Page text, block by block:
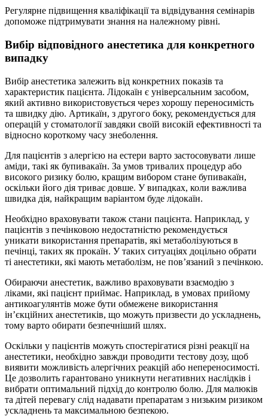
Регулярне підвищення кваліфікації та відвідування семінарів
допоможе підтримувати знання на належному рівні.
Вибір відповідного анестетика для конкретного
випадку
Вибір анестетика залежить від конкретних показів та
характеристик пацієнта. Лідокаїн є універсальним засобом,
який активно використовується через хорошу переносимість
та швидку дію. Артикаїн, з другого боку, рекомендується для
операцій у стоматології завдяки своїй високій ефективності та
відносно короткому часу знеболення.
Для пацієнтів з алергією на естери варто застосовувати лише
аміди, такі як бупивакаїн. За умов тривалих процедур або
високого ризику болю, кращим вибором стане бупивакаїн,
оскільки його дія триває довше. У випадках, коли важлива
швидка дія, найкращим варіантом буде лідокаїн.
Необхідно враховувати також стани пацієнта. Наприклад, у
пацієнтів з печінковою недостатністю рекомендується
уникати використання препаратів, які метаболізуються в
печінці, таких як прокаїн. У таких ситуаціях доцільно обрати
ті анестетики, які мають метаболізм, не пов’язаний з печінкою.
Обираючи анестетик, важливо враховувати взаємодію з
ліками, які пацієнт приймає. Наприклад, в умовах прийому
антикоагулянтів може бути обмежене використання
ін’єкційних анестетиків, що можуть призвести до ускладнень,
тому варто обирати безпечніший шлях.
Оскільки у пацієнтів можуть спостерігатися різні реакції на
анестетики, необхідно завжди проводити тестову дозу, щоб
виявити можливість алергічних реакцій або непереносимості.
Це дозволить гарантовано уникнути негативних наслідків і
вибрати оптимальний підхід до контролю болю. Для малюків
та дітей перевагу слід надавати препаратам з низьким ризиком
ускладнень та максимальною безпекою.